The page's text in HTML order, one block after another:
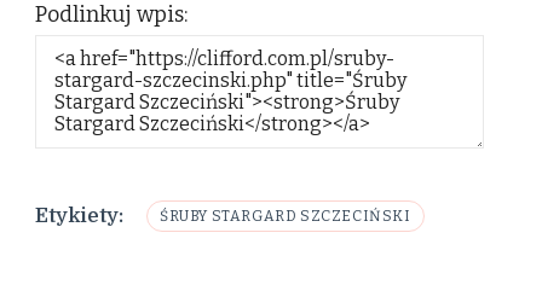
Podlinkuj wpis:
Etykiety: ŚRUBY STARGARD SZCZECIŃSKI